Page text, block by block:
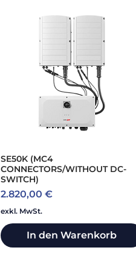
SE50K (MC4
CONNECTORS/WITHOUT DC-
SWITCH)
Preis
2.820,00 €
exkl. MwSt.
In den Warenkorb